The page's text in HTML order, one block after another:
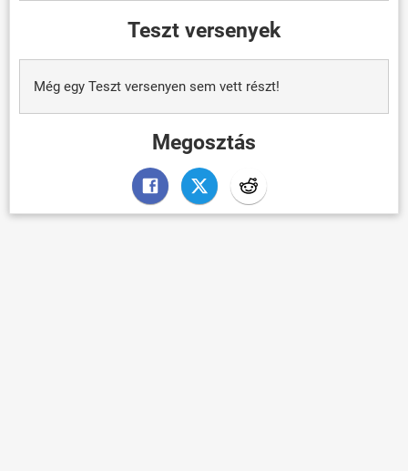
Teszt versenyek
Még egy Teszt versenyen sem vett részt!
Megosztás